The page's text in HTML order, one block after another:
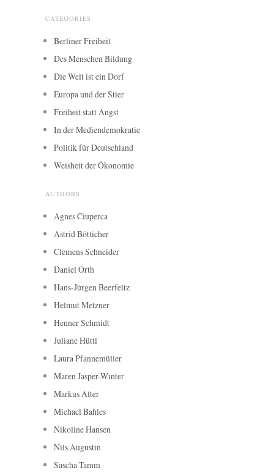
CATEGORIES
Berliner Freiheit
Des Menschen Bildung
Die Welt ist ein Dorf
Europa und der Stier
Freiheit statt Angst
In der Mediendemokratie
Politik für Deutschland
Weisheit der Ökonomie
AUTHORS
Agnes Ciuperca
Astrid Bötticher
Clemens Schneider
Daniel Orth
Hans-Jürgen Beerfeltz
Helmut Metzner
Henner Schmidt
Juliane Hüttl
Laura Pfannemüller
Maren Jasper-Winter
Markus Alter
Michael Bahles
Nikoline Hansen
Nils Augustin
Sascha Tamm